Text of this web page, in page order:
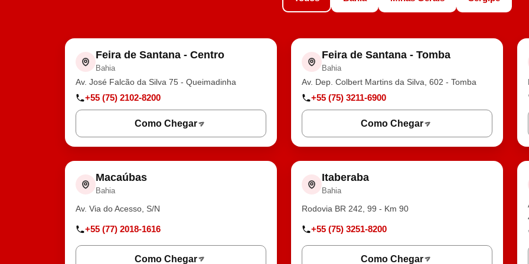
Feira de Santana - Centro
Bahia
Av. José Falcão da Silva 75 - Queimadinha
+55 (75) 2102-8200
Como Chegar
Feira de Santana - Tomba
Bahia
Av. Dep. Colbert Martins da Silva, 602 - Tomba
+55 (75) 3211-6900
Como Chegar
Macaúbas
Bahia
Av. Via do Acesso, S/N
+55 (77) 2018-1616
Como Chegar
Itaberaba
Bahia
Rodovia BR 242, 99 - Km 90
+55 (75) 3251-8200
Como Chegar